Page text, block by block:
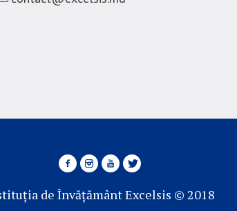
de Învățământ Excelsis © 2018